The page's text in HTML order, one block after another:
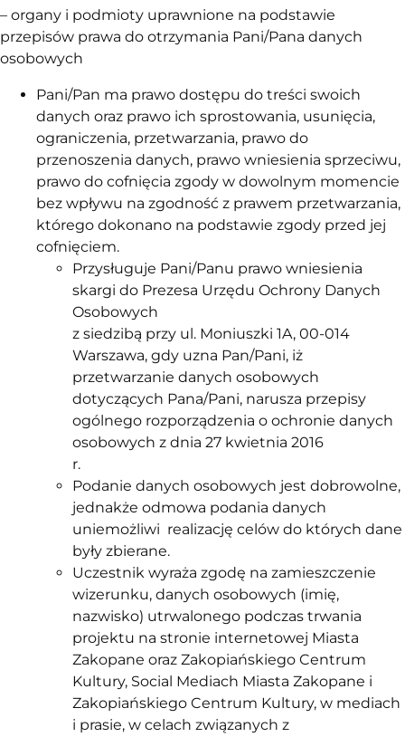
– organy i podmioty uprawnione na podstawie
przepisów prawa do otrzymania Pani/Pana danych
osobowych
Pani/Pan ma prawo dostępu do treści swoich
danych oraz prawo ich sprostowania, usunięcia,
ograniczenia, przetwarzania, prawo do
przenoszenia danych, prawo wniesienia sprzeciwu,
prawo do cofnięcia zgody w dowolnym momencie
bez wpływu na zgodność z prawem przetwarzania,
którego dokonano na podstawie zgody przed jej
cofnięciem.
Przysługuje Pani/Panu prawo wniesienia
skargi do Prezesa Urzędu Ochrony Danych
Osobowych
z siedzibą przy ul. Moniuszki 1A, 00-014
Warszawa, gdy uzna Pan/Pani, iż
przetwarzanie danych osobowych
dotyczących Pana/Pani, narusza przepisy
ogólnego rozporządzenia o ochronie danych
osobowych z dnia 27 kwietnia 2016
Podanie danych osobowych jest dobrowolne,
jednakże odmowa podania danych
uniemożliwi realizację celów do których dane
były zbierane.
Uczestnik wyraża zgodę na zamieszczenie
wizerunku, danych osobowych (imię,
nazwisko) utrwalonego podczas trwania
projektu na stronie internetowej Miasta
Zakopane oraz Zakopiańskiego Centrum
Kultury, Social Mediach Miasta Zakopane i
Zakopiańskiego Centrum Kultury, w mediach
i prasie, w celach związanych z